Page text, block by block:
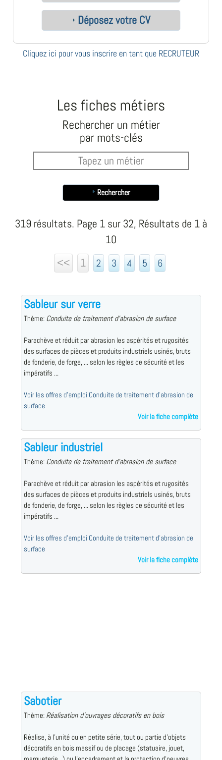
Déposez votre CV
Cliquez ici pour vous inscrire en tant que RECRUTEUR
Les fiches métiers
Rechercher un métier
par mots-clés
Rechercher
319 résultats. Page 1 sur 32, Résultats de 1 à
10
<<
1 2 3 4 5 6
Sableur sur verre
Thème: Conduite de traitement d'abrasion de surface
Parachève et réduit par abrasion les aspérités et rugosités
des surfaces de pièces et produits industriels usinés, bruts
de fonderie, de forge, ... selon les règles de sécurité et les
impératifs ...
Voir les offres d'emploi Conduite de traitement d'abrasion de
surface
Voir la fiche complète
Sableur industriel
Thème: Conduite de traitement d'abrasion de surface
Parachève et réduit par abrasion les aspérités et rugosités
des surfaces de pièces et produits industriels usinés, bruts
de fonderie, de forge, ... selon les règles de sécurité et les
impératifs ...
Voir les offres d'emploi Conduite de traitement d'abrasion de
surface
Voir la fiche complète
Sabotier
Thème: Réalisation d'ouvrages décoratifs en bois
Réalise, à l'unité ou en petite série, tout ou partie d'objets
décoratifs en bois massif ou de placage (statuaire, jouet,